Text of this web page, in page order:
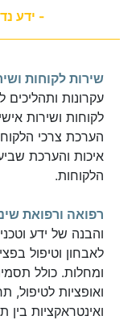
- ידע
שירות לקוחות
עקרונות ותהליכים
לקוחות ושירות
הערכת צרכי
איכות והערכת
הלקוחות.
רפואה ורפואת
והבנה של ידע
לאבחון וטיפול
ומחלות. כולל
ואופציות לטיפול,
ואינטראקציות בין